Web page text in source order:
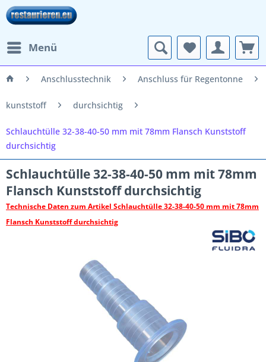
Menü
Anschlusstechnik Anschluss für Regentonne
kunststoff durchsichtig
Schlauchtülle 32-38-40-50 mm mit 78mm Flansch Kunststoff
durchsichtig
Schlauchtülle 32-38-40-50 mm mit 78mm
Flansch Kunststoff durchsichtig
Technische Daten zum Artikel Schlauchtülle 32-38-40-50 mm mit 78mm
Flansch Kunststoff durchsichtig